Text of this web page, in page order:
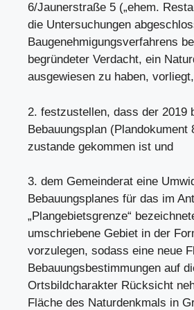
6/Jaunerstraße 5 („ehem.
die Untersuchungen
Baugenehmigungsverfahrens
begründeter Verdacht, ein
ausgewiesen zu haben, vorliegt,
2. festzustellen, dass der 2019
Bebauungsplan
zustande gekommen ist und
3. dem Gemeinderat eine
Bebauungsplanes für das im
„Plangebietsgrenze“
umschriebene Gebiet in der
vorzulegen, sodass eine neue
Bebauungsbestimmungen auf
Ortsbildcharakter Rücksicht
Fläche des Naturdenkmals in